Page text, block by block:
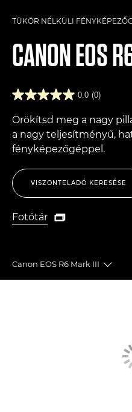
TÜKÖR NÉLKÜLI
CANONEOS
0.0 (0)
Örökítsd meg a nagy
a nagy teljesítményű,
fényképezőgéppel.
VISZONTELADÓ KERESÉSE
Fotótár
Fotótár

Canon EOS R6 Mark III